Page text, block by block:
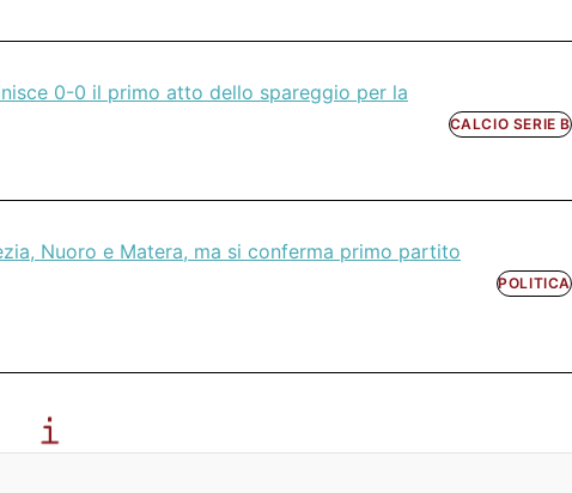
0-0 il primo atto dello spareggio per la
CALCIO SERIE B
Nuoro e Matera, ma si conferma primo partito
POLITICA